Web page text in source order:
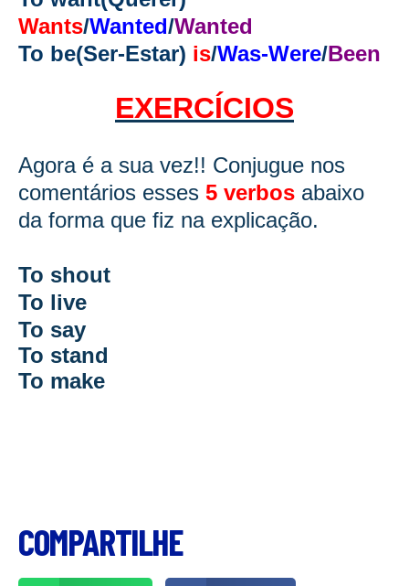
Wants/Wanted/Wanted
To be(Ser-Estar) is/Was-Were/Been
EXERCÍCIOS
Agora é a sua vez!! Conjugue nos
comentários esses 5 verbos abaixo
da forma que fiz na explicação.
To shout
To live
To say
To stand
To make
COMPARTILHE